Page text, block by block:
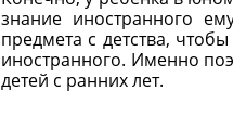
знание иностранного
предмета с детства,
иностранного. Именно
детей с ранних лет.